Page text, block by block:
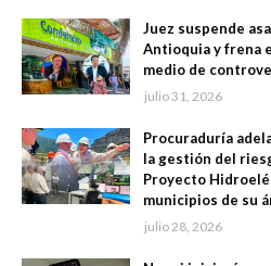
Juez suspende
Antioquia y frena
medio de
julio 31, 2026
Procuraduría
la gestión del
Proyecto
municipios de su
julio 28, 2026